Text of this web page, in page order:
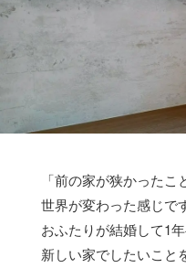
「前の家が狭かった
世界が変わった感じで
おふたりが結婚して1
新しい家でしたいこと